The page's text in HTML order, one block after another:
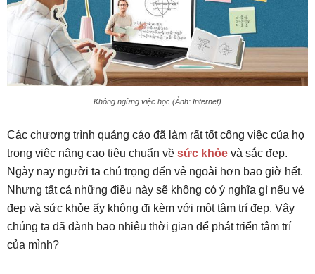
Không ngừng việc học (Ảnh: Internet)
Các chương trình quảng cáo đã làm rất tốt công việc của họ
trong việc nâng cao tiêu chuẩn về sức khỏe và sắc đẹp.
Ngày nay người ta chú trọng đến vẻ ngoài hơn bao giờ hết.
Nhưng tất cả những điều này sẽ không có ý nghĩa gì nếu vẻ
đẹp và sức khỏe ấy không đi kèm với một tâm trí đẹp. Vậy
chúng ta đã dành bao nhiêu thời gian để phát triển tâm trí
của mình?